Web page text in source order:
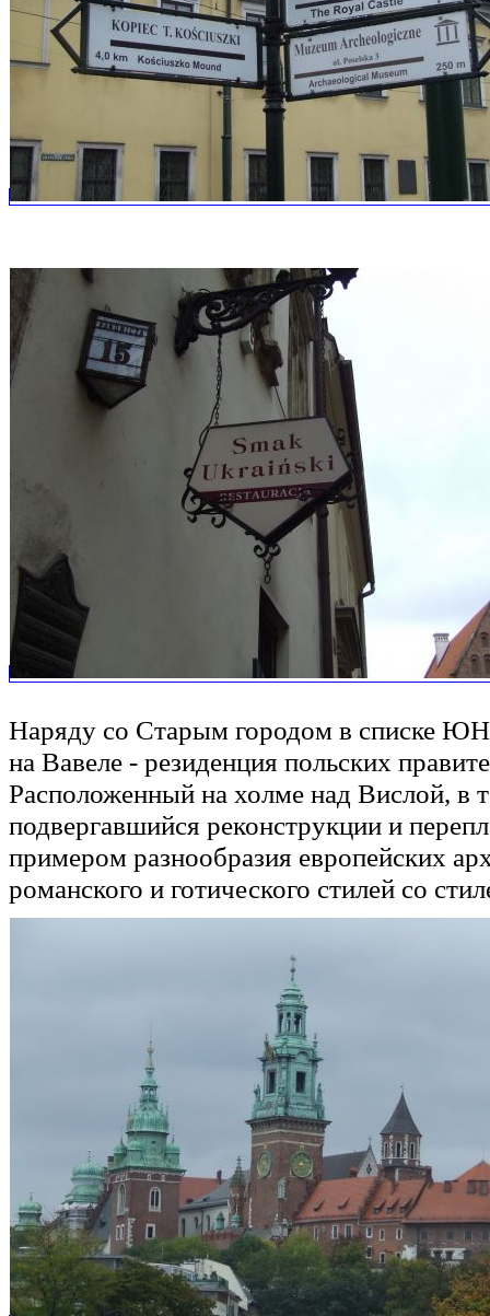
Наряду со Старым городом в списке
на Вавеле - резиденция польских
Расположенный на холме над Вислой, в
подвергавшийся реконструкции и
примером разнообразия европейских
романского и готического стилей со